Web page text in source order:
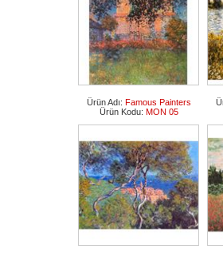
Ürün Adı: Famous Painters
Ürün Kodu: MON 05